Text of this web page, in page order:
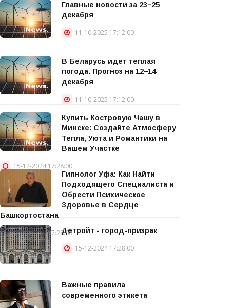
Главные новости за 23−25
декабря
11-10-2025 17:12:00
В Беларусь идет теплая
погода. Прогноз на 12−14
декабря
11-10-2025 17:12:00
Купить Костровую Чашу в
Минске: Создайте Атмосферу
Тепла, Уюта и Романтики на
Вашем Участке
15-12-2024 17:28:00
Гипнолог Уфа: Как Найти
Подходящего Специалиста и
Обрести Психическое
Здоровье в Сердце
Башкортостана
15-12-2024 17:28:00Детройт - город-призрак
15-12-2024 17:28:00
Важные правила
современного этикета